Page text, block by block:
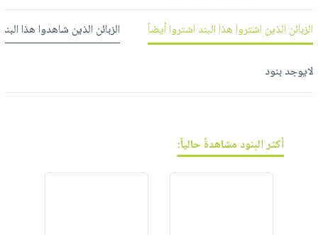
أطفال
فيديوهات
أسئلة
طرحها
خدمات
وفرات
انشر
عربة
التسوق
نشرة
الإصدارات
الزبائن الذين اشتروا هذا البند اشتروا أيضاً الزبائن الذين شاهدوا هذا
لايوجد بنود
أكثر البنود مشاهدةً حالياً: